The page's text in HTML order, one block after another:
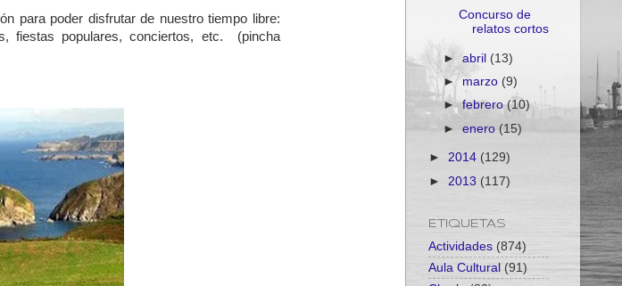
para poder disfrutar de nuestro tiempo libre:
fiestas populares, conciertos, etc. (pincha
Concurso de
relatos cortos
►abril (13)
► marzo (9)
►febrero(10)
►enero(15)
► 2014 (129)
► 2013 (117)
ETIQUETAS
Actividades (874)
Aula Cultural (91)